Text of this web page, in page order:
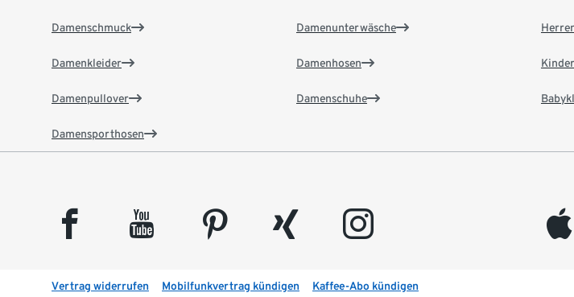
Damenschmuck
Damenkleider
Damenpullover
Damensporthosen
Damenunterwäsche
Damenhosen
Damenschuhe
facebook youtube pinterest xing instagram appleinc
Vertrag widerrufen Mobilfunkvertrag kündigen Kaffee-Abo kündigen